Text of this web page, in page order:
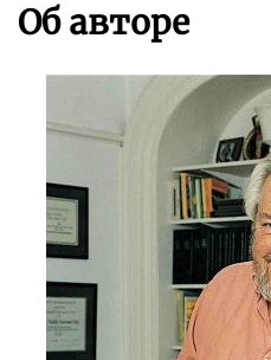
Об авторе